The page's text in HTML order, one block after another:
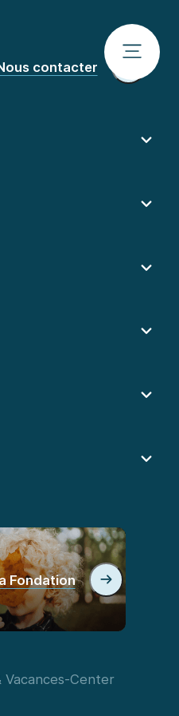
contacter
Fondation
Center